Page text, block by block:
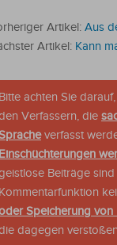
Artikel: Aus
Artikel: Kann
Bitte achten Sie
Verfassern, die
verfasst
Einschüchterungen
Beiträge
Kommentarfunktion
Speicherung von
dagegen